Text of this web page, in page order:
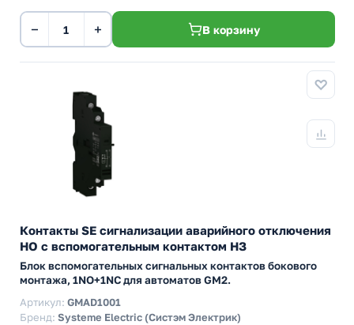
− + В корзину
Контакты SE сигнализации аварийного отключения
НО с вспомогательным контактом НЗ
Блок вспомогательных сигнальных контактов бокового
монтажа, 1NO+1NC для автоматов GM2.
Артикул: GMAD1001
Бренд: Systeme Electric (Систэм Электрик)